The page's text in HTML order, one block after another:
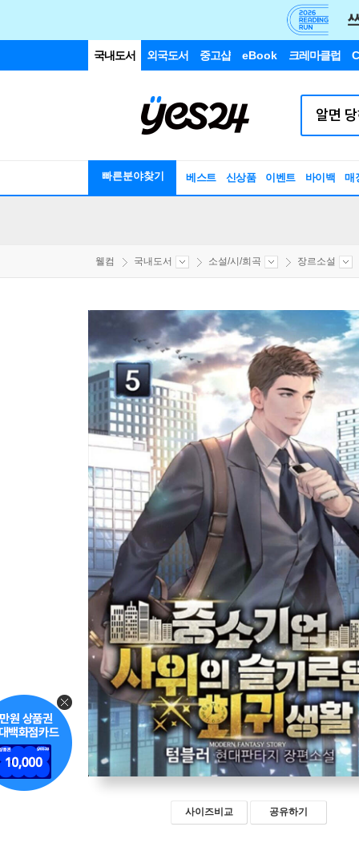
국내도서 외국도서 중고샵 eBook 크레마클럽
빠른분야찾기 베스트 신상품 이벤트 바이백 매
웰컴 국내도서 소설/시/희곡 장르소설
사이즈비교 공유하기